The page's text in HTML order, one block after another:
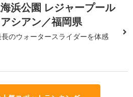
浜公園 レジャープール
シアン／福岡県
のウォータースライダーを体感